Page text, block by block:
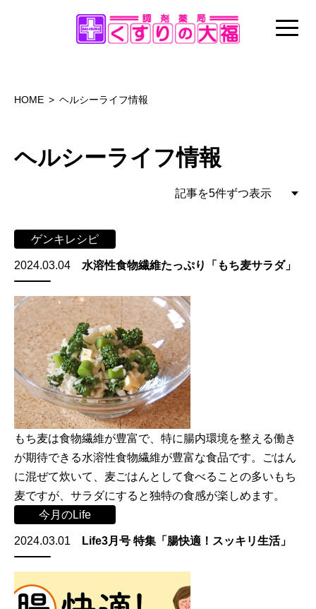
HOME ヘルシーライフ情報
ヘルシーライフ情報
ゲンキレシピ
2024.03.04 水溶性食物繊維たっぷり「もち麦サラダ」
もち麦は食物繊維が豊富で、特に腸内環境を整える働き
が期待できる水溶性食物繊維が豊富な食品です。ごはん
に混ぜて炊いて、麦ごはんとして食べることの多いもち
麦ですが、サラダにすると独特の食感が楽しめます。
今月のLife
2024.03.01 Life3月号 特集「腸快適！スッキリ生活」